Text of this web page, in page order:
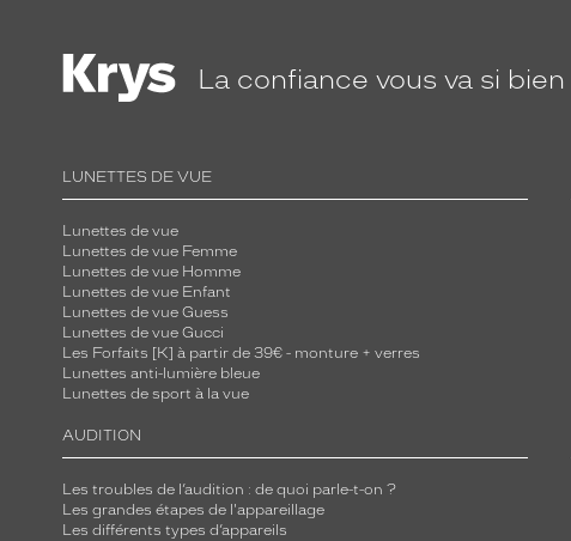
La confiance vous va si bien
LUNETTES DE VUE
Lunettes de vue
Lunettes de vue Femme
Lunettes de vue Homme
Lunettes de vue Enfant
Lunettes de vue Guess
Lunettes de vue Gucci
Les Forfaits [K] à partir de 39€ - monture + verres
Lunettes anti-lumière bleue
Lunettes de sport à la vue
AUDITION
Les troubles de l’audition : de quoi parle-t-on ?
Les grandes étapes de l'appareillage
Les différents types d’appareils